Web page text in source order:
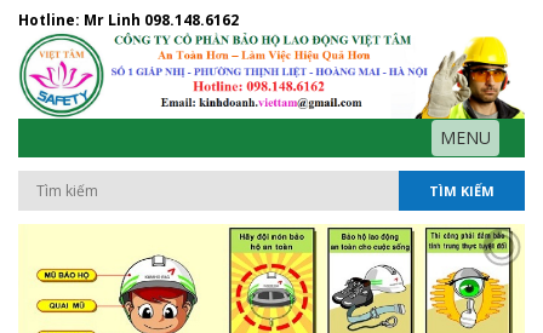
Hotline: Mr Linh 098.148.6162
MENU
TÌM KIẾM